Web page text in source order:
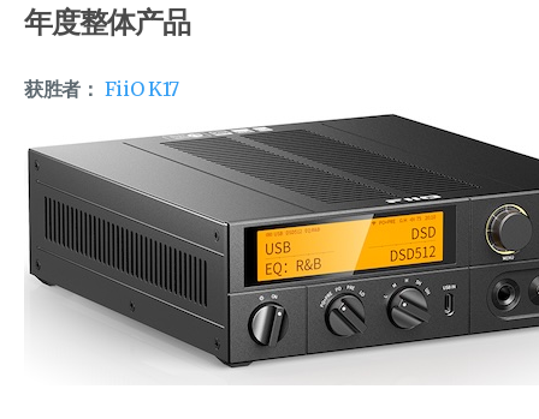
年度整体产品
获胜者： FiiO K17